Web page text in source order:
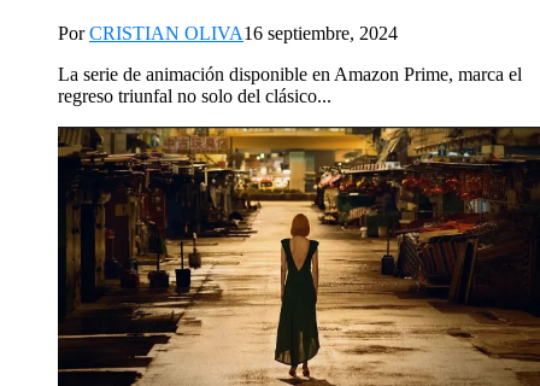
PorCRISTIAN OLIVA16 septiembre, 2024
La serie de animación disponible en Amazon Prime, marca el
regreso triunfal no solo del clásico...